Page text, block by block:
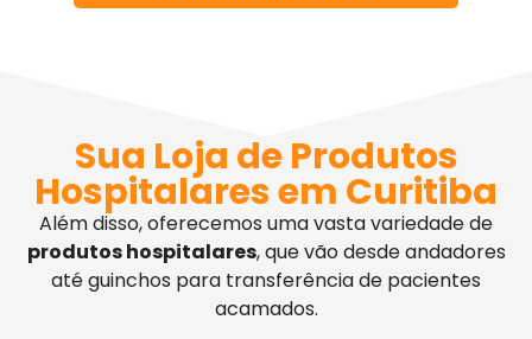
Sua Loja de Produtos
Hospitalares em Curitiba
Além disso, oferecemos uma vasta variedade de
produtos hospitalares, que vão desde andadores
até guinchos para transferência de pacientes
acamados.